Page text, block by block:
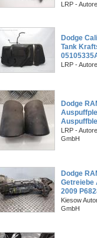
LRP -
Dodge
Tank
LRP -
Dodge
LRP -
GmbH
Dodge
Getreiebe
2009
Kiesow
GmbH